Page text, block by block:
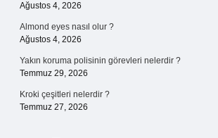
Ağustos 4, 2026
Almond eyes nasıl olur ?
Ağustos 4, 2026
Yakın koruma polisinin görevleri nelerdir ?
Temmuz 29, 2026
Kroki çeşitleri nelerdir ?
Temmuz 27, 2026